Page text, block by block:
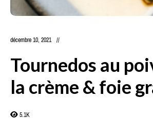
décembre 10, 2021
Tournedos au
la crème & foie
5.1K